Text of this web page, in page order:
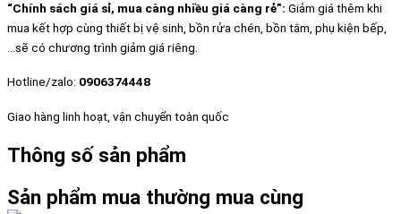
“Chính sách giá sỉ, mua càng nhiều giá càng rẻ”: Giảm giá thêm khi
mua kết hợp cùng thiết bị vệ sinh, bồn rửa chén, bồn tắm, phụ kiện bếp,
…sẽ có chương trình giảm giá riêng.
Hotline/zalo: 0906374448
Giao hàng linh hoạt, vận chuyển toàn quốc
Thông số sản phẩm
Sản phẩm mua thường mua cùng